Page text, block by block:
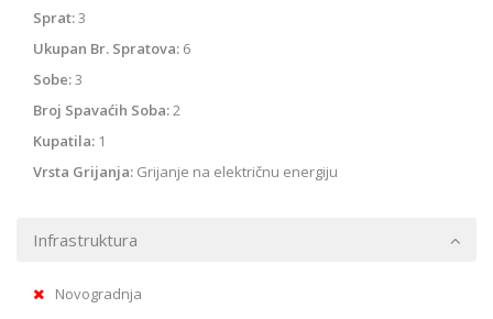
Sprat:3
Ukupan Br. Spratova: 6
Sobe:3
Broj Spavaćih Soba:2
Kupatila: 1
Vrsta Grijanja: Grijanje na električnu energiju
Infrastruktura
Novogradnja